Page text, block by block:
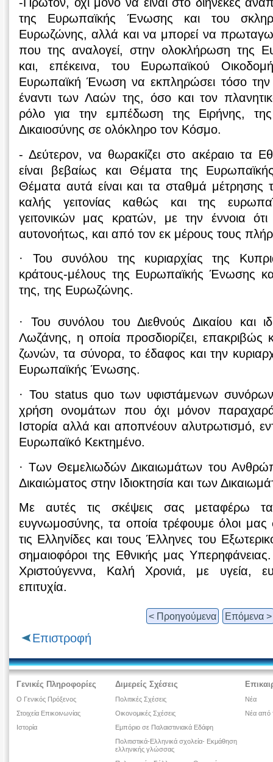
της Ευρωπαϊκής Ένωσης και του
Ευρωζώνης, αλλά και να μπορεί να
που της αναλογεί, στην ολοκλήρωση της
και, επέκεινα, του Ευρωπαϊκού
Ευρωπαϊκή Ένωση να εκπληρώσει τόσο την
έναντι των Λαών της, όσο και τον
ρόλο για την εμπέδωση της Ειρήνης,
Δικαιοσύνης σε ολόκληρο τον Κόσμο.
- Δεύτερον, να θωρακίζει στο ακέραιο τα
είναι βεβαίως και Θέματα της
Θέματα αυτά είναι και τα σταθμά μέτρησης
καλής γειτονίας καθώς και της
γειτονικών μας κρατών, με την έννοια
αυτονοήτως, και από τον εκ μέρους τους
· Του συνόλου της κυριαρχίας της
κράτους-μέλους της Ευρωπαϊκής Ένωσης
της, της Ευρωζώνης.
· Του συνόλου του Διεθνούς Δικαίου και
Λωζάνης, η οποία προσδιορίζει, επακριβώς
ζωνών, τα σύνορα, το έδαφος και την
Ευρωπαϊκής Ένωσης.
· Του status quo των υφιστάμενων
χρήση ονομάτων που όχι μόνον
Ιστορία αλλά και αποπνέουν αλυτρωτισμό,
Ευρωπαϊκό Κεκτημένο.
· Των Θεμελιωδών Δικαιωμάτων του
Δικαιώματος στην Ιδιοκτησία και των
Με αυτές τις σκέψεις σας μεταφέρω τα
ευγνωμοσύνης, τα οποία τρέφουμε όλοι μας
τις Ελληνίδες και τους Έλληνες του
σημαιοφόροι της Εθνικής μας
Χριστούγεννα, Καλή Χρονιά, με υγεία,
επιτυχία.
< Προηγούμενα Επόμενα >
Επιστροφή
Γενικές Πληροφορίες
Ο Γενικός Πρόξενος
Στοιχεία Επικοινωνίας
Ιστορία
Διμερείς Σχέσεις
Πολιτικές Σχέσεις
Οικονομικές Σχέσεις
Εμπόριο σε Παλαιστινιακά Εδάφη
Πολιτιστικά-Ελληνικά σχολεία- Εκμάθηση
ελληνικής γλώσσας
Νέα
Νέα από